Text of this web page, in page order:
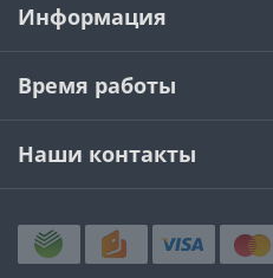
Информация
Время работы
Наши контакты